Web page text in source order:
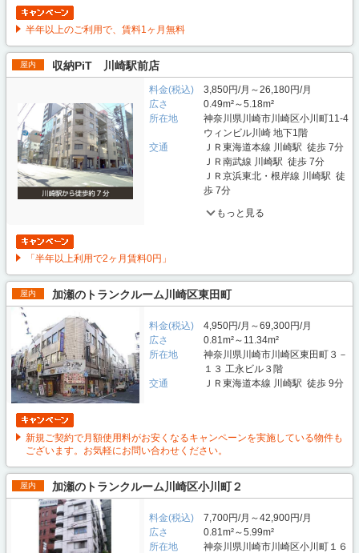
半年以上のご利用で、賃料1ヶ月無料
屋内 収納PiT 川崎駅前店
料金(税込)
3,850円/月～26,180円/月
広さ
0.49m²～5.18m²
所在地
神奈川県川崎市川崎区小川町11-4
ウィンビル川崎 地下1階
交通
ＪＲ東海道本線 川崎駅 徒歩 7分
ＪＲ南武線 川崎駅 徒歩 7分
ＪＲ京浜東北・根岸線 川崎駅 徒
歩 7分
もっと見る
「半年以上利用で2ヶ月賃料0円」
屋内 加瀬のトランクルーム川崎区東田町
料金(税込)
4,950円/月～69,300円/月
広さ
0.81m²～11.34m²
所在地
神奈川県川崎市川崎区東田町３－
１３ 工永ビル３階
交通
ＪＲ東海道本線 川崎駅 徒歩 9分
新規ご契約で月額使用料がお安くなるキャンペーンを実施している物件も
ございます。お気軽にお問い合わせください。
屋内 加瀬のトランクルーム川崎区小川町２
料金(税込)
7,700円/月～42,900円/月
広さ
0.81m²～5.99m²
所在地
神奈川県川崎市川崎区小川町１６